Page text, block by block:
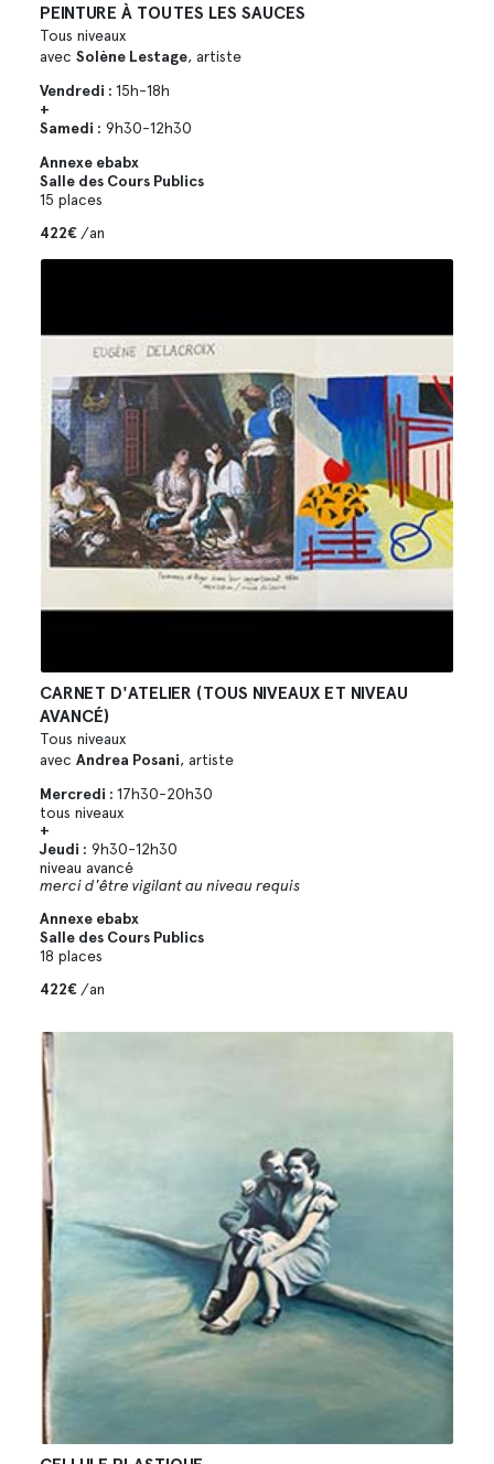
PEINTURE À TOUTES LES SAUCES
Tous niveaux
avec Solène Lestage, artiste
Vendredi : 15h-18h
+
Samedi : 9h30-12h30
Annexe ebabx
Salle des Cours Publics
15 places
422€ /an
CARNET D'ATELIER (TOUS NIVEAUX ET NIVEAU
AVANCÉ)
Tous niveaux
avec Andrea Posani, artiste
Mercredi : 17h30-20h30
tous niveaux
+
Jeudi : 9h30-12h30
niveau avancé
merci d'être vigilant au niveau requis
Annexe ebabx
Salle des Cours Publics
18 places
422€ /an